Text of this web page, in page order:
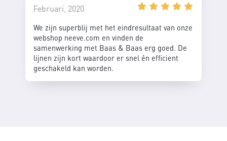
Februari, 2020
We zijn superblij met het eindresultaat van onze
webshop neeve.com en vinden de
samenwerking met Baas & Baas erg goed. De
lijnen zijn kort waardoor er snel én efficient
geschakeld kan worden.